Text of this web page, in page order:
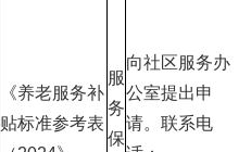
《养老服务补
贴标准参考表
服
务
保
向社区服务办
公室提出申
请。联系电